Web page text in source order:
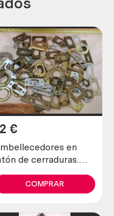
en
de cerraduras.
€
COMPRAR